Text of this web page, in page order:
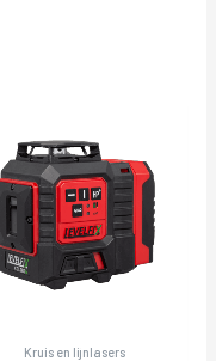
Kruis en lijnlasers